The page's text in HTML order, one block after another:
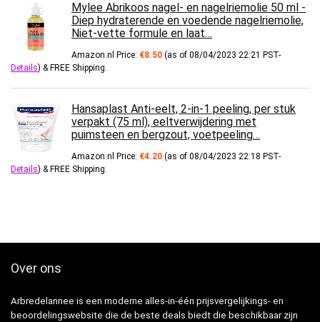
Mylee Abrikoos nagel- en nagelriemolie 50 ml -
Diep hydraterende en voedende nagelriemolie,
Niet-vette formule en laat…
Amazon.nl Price: €8.50 (as of 08/04/2023 22:21 PST-
Details) & FREE Shipping.
Hansaplast Anti-eelt, 2-in-1 peeling, per stuk
verpakt (75 ml), eeltverwijdering met
puimsteen en bergzout, voetpeeling…
Amazon.nl Price: €4.20 (as of 08/04/2023 22:18 PST-
Details) & FREE Shipping.
Over ons
Arbredelannee is een moderne alles-in-één prijsvergelijkings- en
beoordelingswebsite die de beste deals biedt die beschikbaar zijn